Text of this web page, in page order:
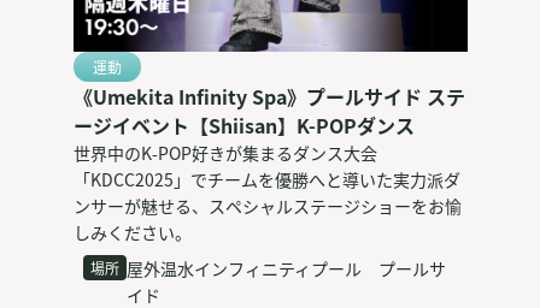
運動
《Umekita Infinity Spa》プールサイド ステ
ージイベント【Shiisan】K-POPダンス
世界中のK-POP好きが集まるダンス大会
「KDCC2025」でチームを優勝へと導いた実力派ダ
ンサーが魅せる、スペシャルステージショーをお愉
しみください。
場所 屋外温水インフィニティプール プールサ
イド